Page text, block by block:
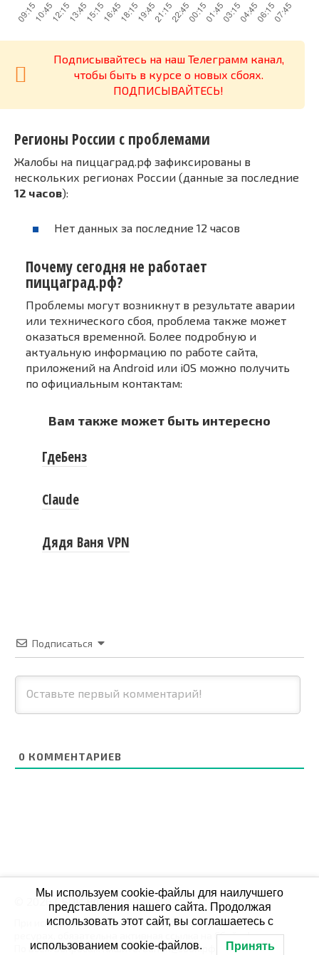
Подписывайтесь на наш Телеграмм канал,
чтобы быть в курсе о новых сбоях.
ПОДПИСЫВАЙТЕСЬ!
Регионы России с проблемами
Жалобы на пиццаград.рф зафиксированы в
нескольких регионах России (данные за последние
12 часов):
Нет данных за последние 12 часов
Почему сегодня не работает
пиццаград.рф?
Проблемы могут возникнут в результате аварии
или технического сбоя, проблема также может
оказаться временной. Более подробную и
актуальную информацию по работе сайта,
приложений на Android или iOS можно получить
по официальным контактам:
Вам также может быть интересно
ГдеБенз
Claude
Дядя Ваня VPN
Подписаться
0 КОММЕНТАРИЕВ
© 2026 СБОЙ.РФ
При использовании данных мониторинга на своих
ресурах, обязательна активная ссылка на Сбой.рф
По всем вопросам пишите: admin@сбой.рф
Мы используем cookie-файлы для наилучшего
представления нашего сайта. Продолжая
использовать этот сайт, вы соглашаетесь с
использованием cookie-файлов. Принять